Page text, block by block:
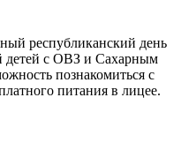
республиканский день
детей с ОВЗ и Сахарным
познакомиться с
питания в лицее.